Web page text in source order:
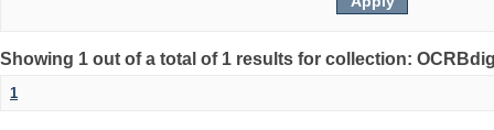
Showing 1 out of a total of 1 results for collection:
1